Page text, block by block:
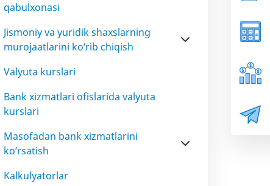
qabulxonasi
Jismoniy va yuridik shaxslarning
murojaatlarini ko‘rib chiqish
Valyuta kurslari
Bank xizmatlari ofislarida valyuta
kurslari
Masofadan bank xizmatlarini
ko‘rsatish
Kalkulyatorlar